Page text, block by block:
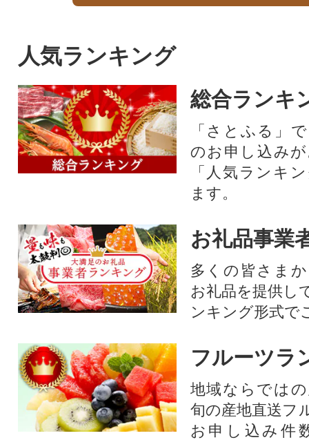
人気ランキング
総合ランキ
「さとふる」
のお申し込み
「人気ランキ
ます。
お礼品事業
多くの皆さま
お礼品を提供し
ンキング形式で
フルーツラ
地域ならでは
旬の産地直送フ
お申し込み件